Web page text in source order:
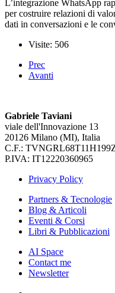
L’integrazione WhatsApp
per costruire relazioni di
dati in conversazioni e le
Visite: 506
Prec
Avanti
Gabriele Taviani
viale dell'Innovazione 13
20126 Milano (MI), Italia
C.F.:
P.IVA: IT12220360965
Privacy Policy
Partners & Tecnologie
Blog & Articoli
Eventi & Corsi
Libri & Pubblicazioni
AI Space
Contact me
Newsletter